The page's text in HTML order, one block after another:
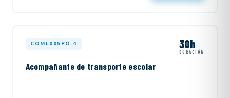
COML005PO-4 30h
DURACIÓN
Acompañante de transporte escolar